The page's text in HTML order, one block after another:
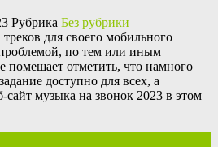
Рубрика Без рубрики
для своего мобильного
проблемой, по тем или иным
помешает отметить, что намного
доступно для всех, а
музыка на звонок 2023 в этом